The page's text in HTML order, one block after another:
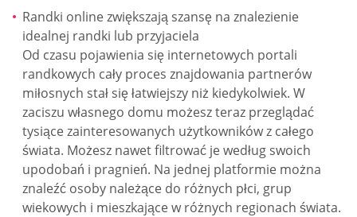
Randki online zwiększają szansę na znalezienie
idealnej randki lub przyjaciela
Od czasu pojawienia się internetowych portali
randkowych cały proces znajdowania partnerów
miłosnych stał się łatwiejszy niż kiedykolwiek. W
zaciszu własnego domu możesz teraz przeglądać
tysiące zainteresowanych użytkowników z całego
świata. Możesz nawet filtrować je według swoich
upodobań i pragnień. Na jednej platformie można
znaleźć osoby należące do różnych płci, grup
wiekowych i mieszkające w różnych regionach świata.